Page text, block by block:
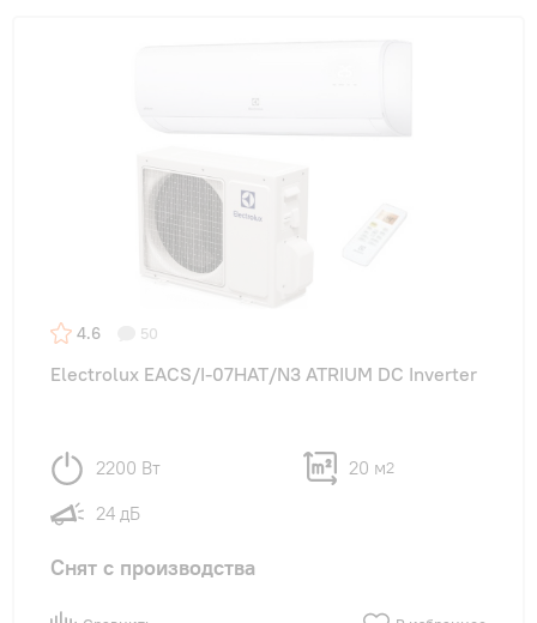
4.6 50
Electrolux EACS/I-07HAT/N3 ATRIUM DC Inverter
2200 Вт 20 м2
24 дБ
Снят с производства